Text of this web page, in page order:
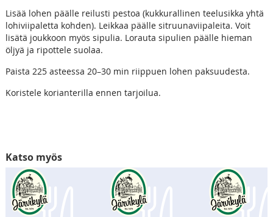
Lisää lohen päälle reilusti pestoa (kukkurallinen teelusikka yhtä
lohiviipaletta kohden). Leikkaa päälle sitruunaviipaleita. Voit
lisätä joukkoon myös sipulia. Lorauta sipulien päälle hieman
öljyä ja ripottele suolaa.
Paista 225 asteessa 20–30 min riippuen lohen paksuudesta.
Koristele korianterilla ennen tarjoilua.
Katso myös